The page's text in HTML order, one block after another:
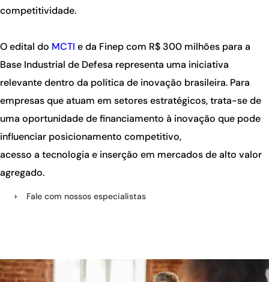
competitividade.
O edital do MCTI e da Finep com R$ 300 milhões para a
Base Industrial de Defesa representa uma iniciativa
relevante dentro da política de inovação brasileira. Para
empresas que atuam em setores estratégicos, trata-se de
uma oportunidade de financiamento à inovação que pode
influenciar posicionamento competitivo,
acesso a tecnologia e inserção em mercados de alto valor
agregado.
Fale com nossos especialistas